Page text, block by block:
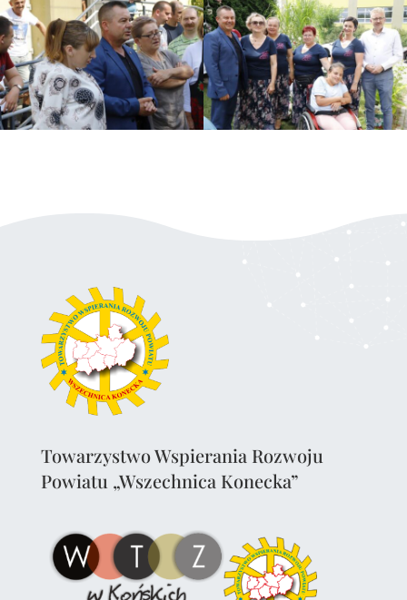
Towarzystwo Wspierania Rozwoju
Powiatu „Wszechnica Konecka”